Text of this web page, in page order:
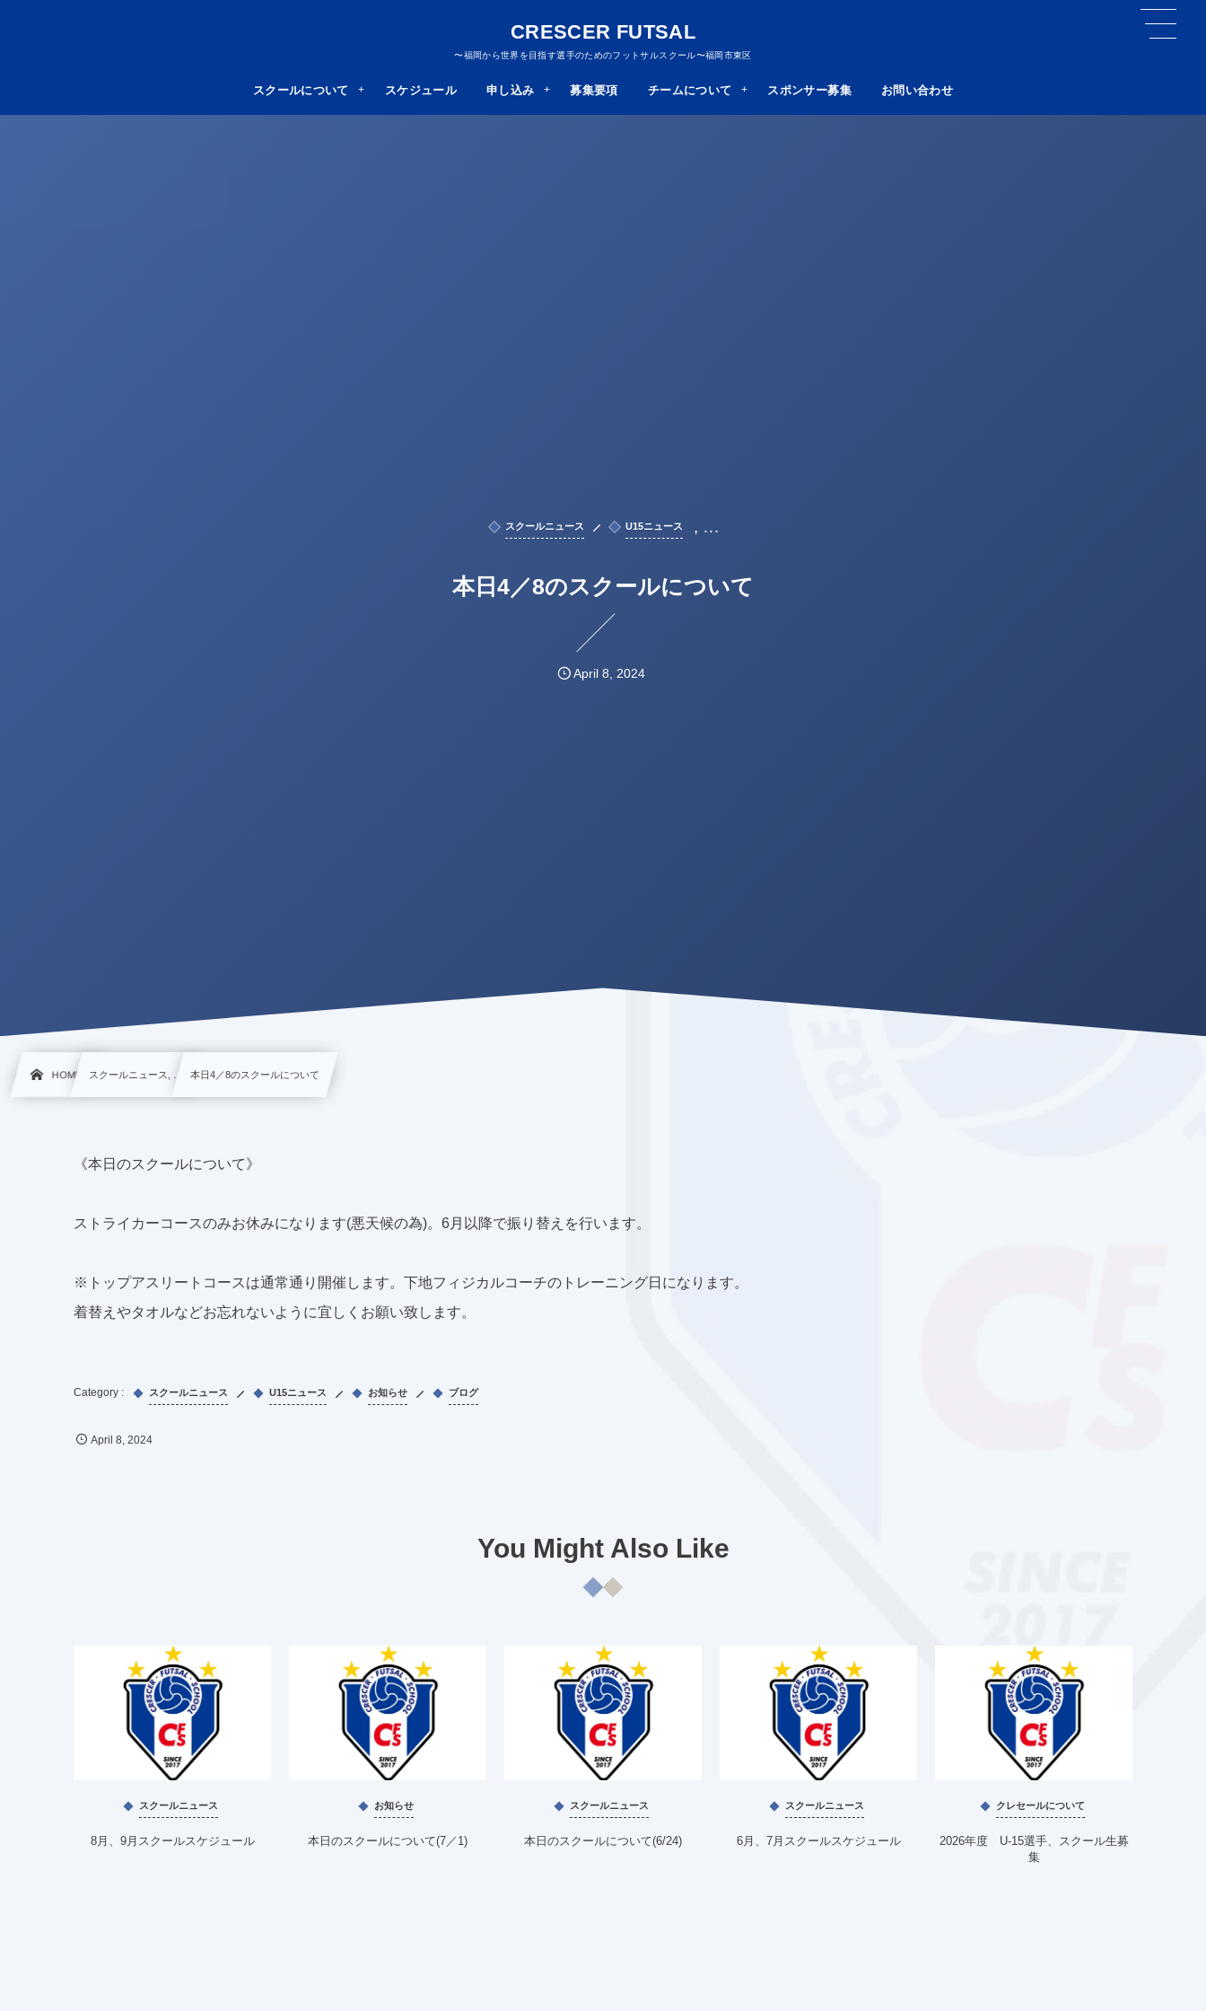
CRESCER FUTSAL
〜福岡から世界を目指す選手のためのフットサルスクール〜福岡市東区
スクールについて スケジュール 申し込み 募集要項 チームについて スポンサー募集 お問い合わせ
スクールニュース U15ニュース , …
本日4／8のスクールについて
April 8,2024
HOME スクールニュース, … 本日4／8のスクールについて
《本日のスクールについて》
ストライカーコースのみお休みになります(悪天候の為)。6月以降で振り替えを行います。
※トップアスリートコースは通常通り開催します。下地フィジカルコーチのトレーニング日になります。
着替えやタオルなどお忘れないように宜しくお願い致します。
スクールニュース U15ニュース お知らせ ブログ
April 8,2024
You Might Also Like
スクールニュース
8月、9月スクールスケジュール
お知らせ
本日のスクールについて(7／1)
スクールニュース
本日のスクールについて(6/24)
スクールニュース
6月、7月スクールスケジュール
クレセールについて
2026年度 U-15選手、スクール生募
集